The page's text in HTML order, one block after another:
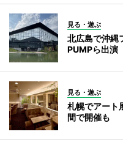
見る・遊ぶ
北広島で沖
PUMPら出演
見る・遊ぶ
札幌でアー
間で開催も